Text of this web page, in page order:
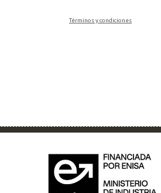
Términos y condiciones